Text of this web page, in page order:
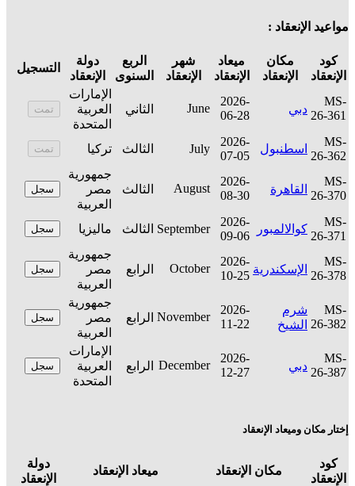
مواعيد الإنعقاد :
كود
الإنعقاد
مكان
الإنعقاد
ميعاد
الإنعقاد
شهر
الإنعقاد
الربع
السنوى
دولة
الإنعقاد
التسجيل
MS-
26-361 دبي
2026-
06-28
June الثاني
الإمارات
العربية
المتحدة
تمت
MS-
26-362
اسطنبول
2026-
07-05
July الثالث تركيا تمت
MS-
26-370 القاهرة
2026-
08-30
August الثالث
جمهورية
مصر
العربية
سجل
MS-
26-371
كوالالمبور
2026-
09-06
September الثالث ماليزيا سجل
MS-
26-378 الإسكندرية
2026-
10-25
October الرابع
جمهورية
مصر
العربية
سجل
MS-
26-382
شرم
الشيخ
2026-
11-22
November الرابع
جمهورية
مصر
العربية
سجل
MS-
26-387 دبي
2026-
12-27
December الرابع
الإمارات
العربية
المتحدة
سجل
إختار مكان وميعاد الإنعقاد
كود
الإنعقاد
مكان الإنعقاد ميعاد الإنعقاد
دولة
الإنعقاد